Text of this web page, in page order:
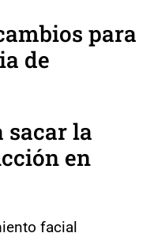
para
de
sacar la
en
facial